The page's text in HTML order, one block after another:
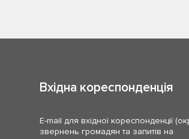
Вхідна кореспонденція
E-mail для вхідної кореспонденції
звернень громадян та запитів на